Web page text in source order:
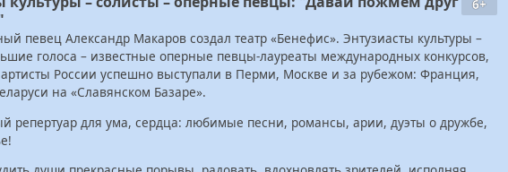
6+
певец Александр Макаров создал театр «Бенефис». Энтузиасты культуры –
голоса – известные оперные певцы-лауреаты международных конкурсов,
России успешно выступали в Перми, Москве и за рубежом: Франция,
на «Славянском Базаре».
репертуар для ума, сердца: любимые песни, романсы, арии, дуэты о дружбе,